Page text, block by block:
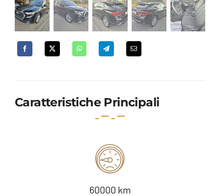
Caratteristiche Principali
60000 km